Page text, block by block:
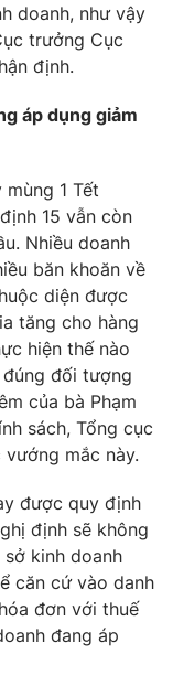
doanh, như vậy
trưởng Cục
định.
áp dụng giảm
1 Tết
15 vẫn còn
Nhiều doanh
băn khoăn về
diện được
tăng cho hàng
hiện thế nào
đối tượng
của bà Phạm
sách, Tổng cục
mắc này.
được quy định
định sẽ không
kinh doanh
căn cứ vào danh
đơn với thuế
đang áp